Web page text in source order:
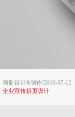
画册设计&制作/2019-07-12
企业宣传折页设计